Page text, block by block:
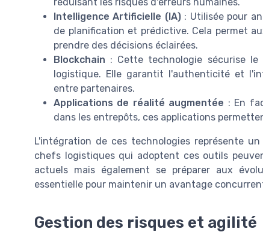
Intelligence Artificielle (IA): Utilisée pour
de planification et prédictive. Cela permet
prendre des décisions éclairées.
Blockchain : Cette technologie sécurise
logistique. Elle garantit l'authenticité et
entre partenaires.
Applications de réalité augmentée : En
dans les entrepôts, ces applications
L'intégration de ces technologies représente
chefs logistiques qui adoptent ces outils
actuels mais également se préparer aux
essentielle pour maintenir un avantage
Gestion des risques et agilité